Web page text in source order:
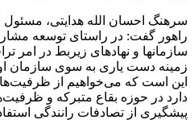
سرهنگ احسان الله هدایتی، مسئول
راهور گفت: در راستای توسعه
سازمانها و نهادهای زیربط در امر
زمینه دست یاری به سوی سازمان
این است که می‌خواهیم از
دارد در حوزه بقاع متبرکه و
پیشگیری از تصادفات رانندگی